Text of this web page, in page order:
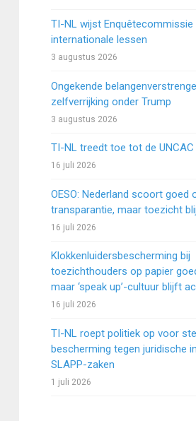
TI-NL wijst Enquêtecommissie
internationale lessen
3 augustus 2026
Ongekende
zelfverrijking onder Trump
3 augustus 2026
TI-NL treedt toe tot de
16 juli 2026
OESO: Nederland scoort goed
transparantie, maar toezicht
16 juli 2026
Klokkenluidersbescherming bij
toezichthouders op papier
maar ‘speak up’-cultuur blijft
16 juli 2026
TI-NL roept politiek op voor
bescherming tegen juridische
SLAPP-zaken
1 juli 2026